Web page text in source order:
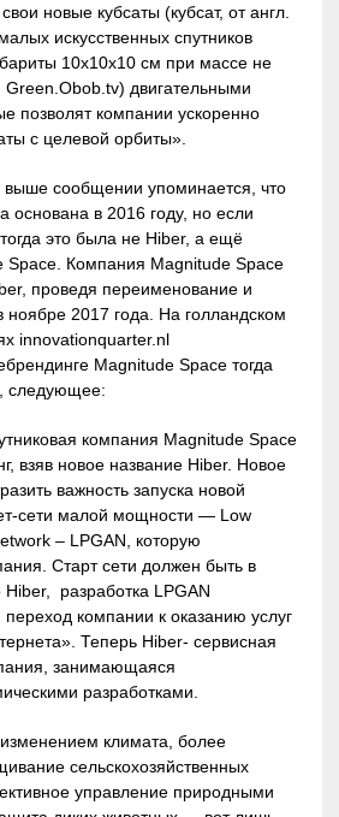
новые кубсаты (кубсат, от англ.
искусственных спутников
10х10х10 см при массе не
двигательными
позволят компании ускоренно
с целевой орбиты».
сообщении упоминается, что
основана в 2016 году, но если
тогда это была не Hiber, а ещё
Space. Компания Magnitude Space
проведя переименование и
ноябре 2017 года. На голландском
innovationquarter.nl
Magnitude Space тогда
следующее:
компания Magnitude Space
взяв новое название Hiber. Новое
важность запуска новой
сети малой мощности — Low
– LPGAN, которую
Старт сети должен быть в
Hiber, разработка LPGAN
переход компании к оказанию услуг
Теперь Hiber- сервисная
занимающаяся
разработками.
климата, более
сельскохозяйственных
управление природными